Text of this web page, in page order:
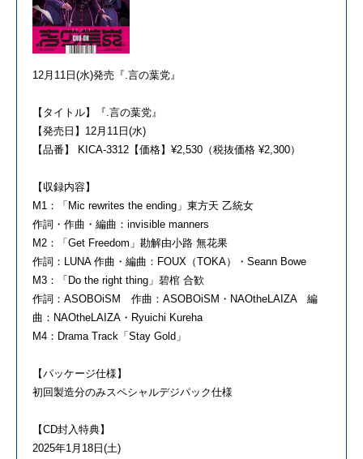
12月11日(水)発売『.言の葉党』
【タイトル】『.言の葉党』
【発売日】12月11日(水)
【品番】 KICA-3312【価格】¥2,530（税抜価格 ¥2,300）
【収録内容】
M1：「Mic rewrites the ending」東方天 乙統女
作詞・作曲・編曲：invisible manners
M2：「Get Freedom」勘解由小路 無花果
作詞：LUNA 作曲・編曲：FOUX（TOKA）・Seann Bowe
M3：「Do the right thing」碧棺 合歓
作詞：ASOBOiSM 作曲：ASOBOiSM・NAOtheLAIZA 編
曲：NAOtheLAIZA・Ryuichi Kureha
M4：Drama Track「Stay Gold」
【パッケージ仕様】
初回製造分のみスペシャルデジパック仕様
【CD封入特典】
2025年1月18日(土)